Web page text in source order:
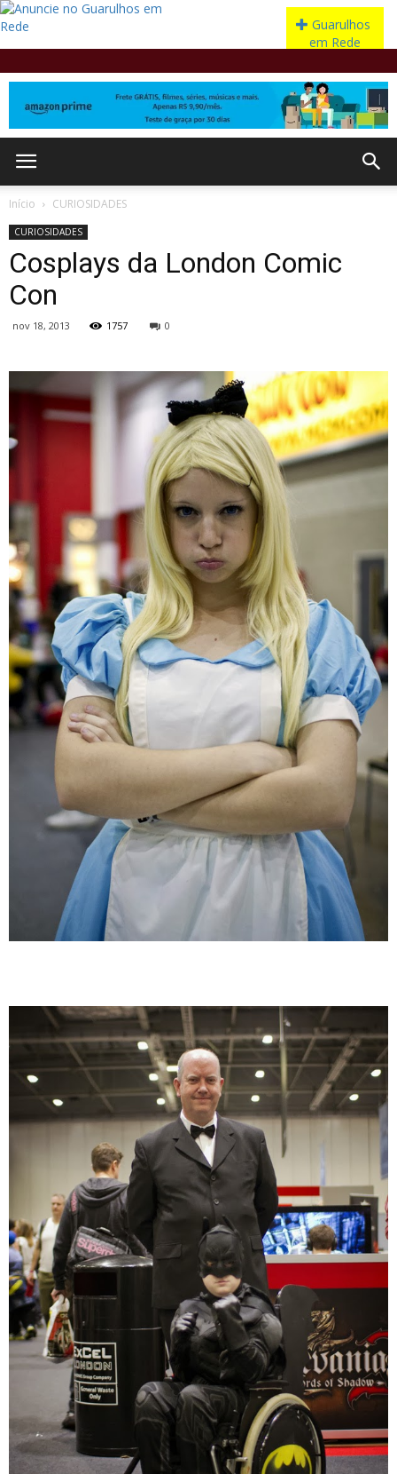
Início CURIOSIDADES
CURIOSIDADES
Cosplays da London Comic
Con
nov 18, 2013 1757 0